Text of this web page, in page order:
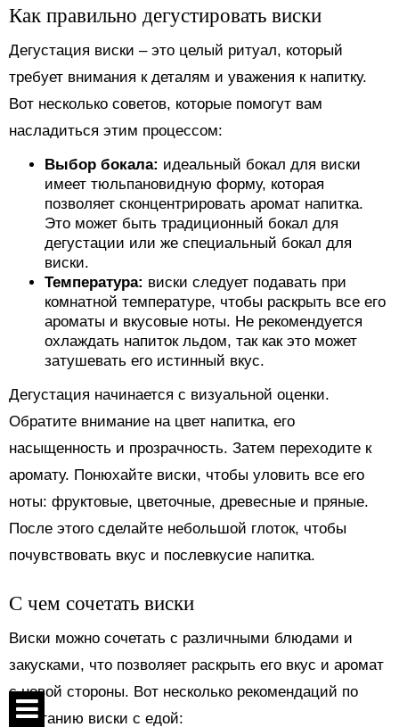
Как правильно дегустировать виски
Дегустация виски – это целый ритуал, который
требует внимания к деталям и уважения к напитку.
Вот несколько советов, которые помогут вам
насладиться этим процессом:
Выбор бокала: идеальный бокал для виски
имеет тюльпановидную форму, которая
позволяет сконцентрировать аромат напитка.
Это может быть традиционный бокал для
дегустации или же специальный бокал для
виски.
Температура: виски следует подавать при
комнатной температуре, чтобы раскрыть все его
ароматы и вкусовые ноты. Не рекомендуется
охлаждать напиток льдом, так как это может
затушевать его истинный вкус.
Дегустация начинается с визуальной оценки.
Обратите внимание на цвет напитка, его
насыщенность и прозрачность. Затем переходите к
аромату. Понюхайте виски, чтобы уловить все его
ноты: фруктовые, цветочные, древесные и пряные.
После этого сделайте небольшой глоток, чтобы
почувствовать вкус и послевкусие напитка.
С чем сочетать виски
Виски можно сочетать с различными блюдами и
закусками, что позволяет раскрыть его вкус и аромат
с новой стороны. Вот несколько рекомендаций по
сочетанию виски с едой: